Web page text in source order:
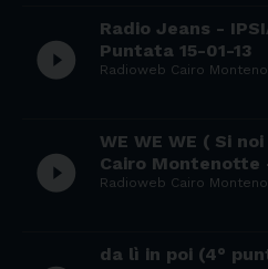
play_circle_filled
Radio Jeans -
Puntata 15-01-13
Radioweb Cairo
play_circle_filled
WE WE WE ( Si
Cairo Montenotte
Radioweb Cairo
da lì in poi (4°